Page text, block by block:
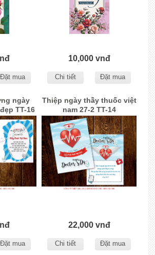
Đặt mua
10,000 vnđ
Chi tiết Đặt mua
ngày
TT-16
Đặt mua
Thiệp ngày thầy thuốc việt
nam 27-2 TT-14
22,000 vnđ
Chi tiết Đặt mua